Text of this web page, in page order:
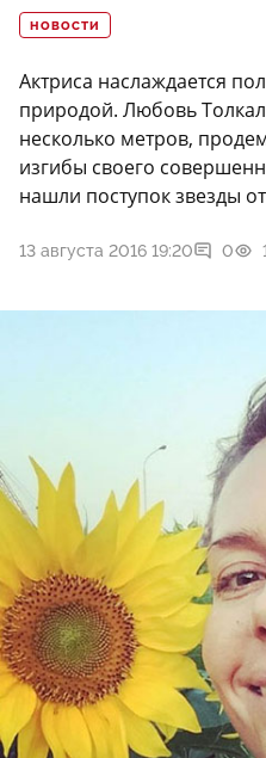
НОВОСТИ
Актриса наслаждается
природой. Любовь
несколько метров,
изгибы своего
нашли поступок звезды
13 августа 2016 19:20 0